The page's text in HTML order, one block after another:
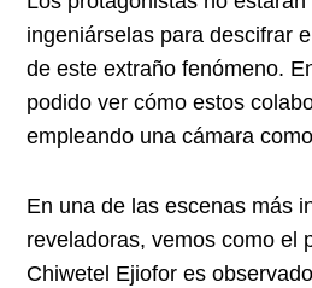
ingeniárselas para descifrar
de este extraño fenómeno.
podido ver cómo estos
empleando una cámara
En una de las escenas más
reveladoras, vemos como el
Chiwetel Ejiofor es